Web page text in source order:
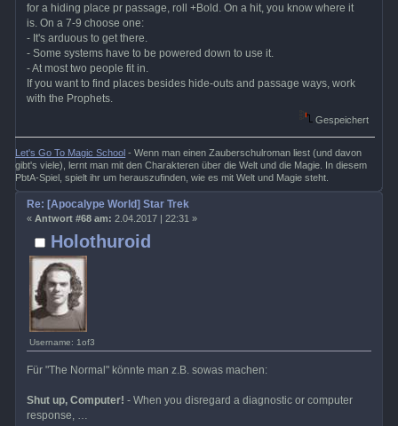
for a hiding place pr passage, roll +Bold. On a hit, you know where it
is. On a 7-9 choose one:
- It's arduous to get there.
- Some systems have to be powered down to use it.
- At most two people fit in.
If you want to find places besides hide-outs and passage ways, work
with the Prophets.
Gespeichert
Let's Go To Magic School - Wenn man einen Zauberschulroman liest (und davon
gibt's viele), lernt man mit den Charakteren über die Welt und die Magie. In diesem
PbtA-Spiel, spielt ihr um herauszufinden, wie es mit Welt und Magie steht.
Holothuroid
Username: 1of3
Re: [Apocalype World] Star Trek
« Antwort #68 am: 2.04.2017 | 22:31 »
Für "The Normal" könnte man z.B. sowas machen:
Shut up, Computer! - When you disregard a diagnostic or computer
response, …